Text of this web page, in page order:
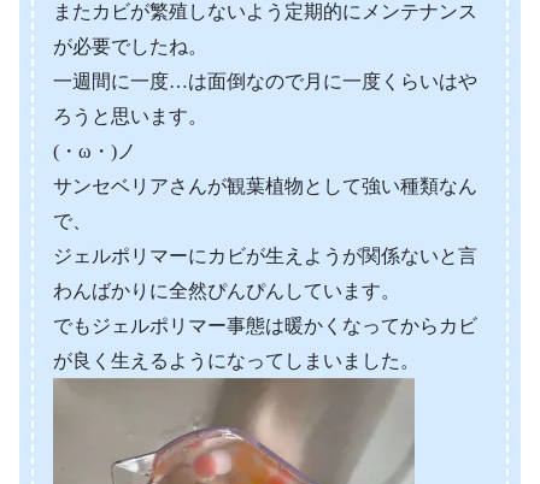
またカビが繁殖しないよう定期的にメンテナンス
が必要でしたね。
一週間に一度…は面倒なので月に一度くらいはや
ろうと思います。
(・ω・)ノ
サンセベリアさんが観葉植物として強い種類なん
で、
ジェルポリマーにカビが生えようが関係ないと言
わんばかりに全然ぴんぴんしています。
でもジェルポリマー事態は暖かくなってからカビ
が良く生えるようになってしまいました。